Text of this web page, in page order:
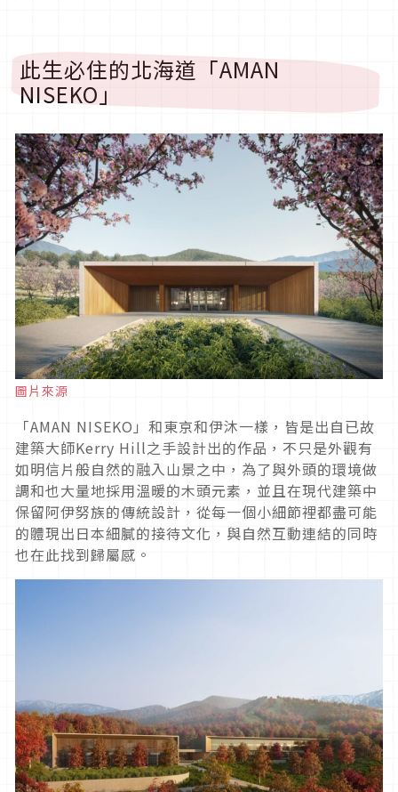
此生必住的北海道「AMAN
NISEKO」
圖片來源
「AMAN NISEKO」和東京和伊沐一樣，皆是出自已故
建築大師Kerry Hill之手設計出的作品，不只是外觀有
如明信片般自然的融入山景之中，為了與外頭的環境做
調和也大量地採用溫暖的木頭元素，並且在現代建築中
保留阿伊努族的傳統設計，從每一個小細節裡都盡可能
的體現出日本細膩的接待文化，與自然互動連結的同時
也在此找到歸屬感。